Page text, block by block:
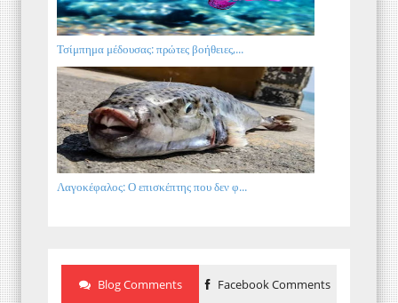
Τσίμπημα μέδουσας: πρώτες βοήθειες,...
Λαγοκέφαλος: Ο επισκέπτης που δεν φ...
Blog Comments Facebook Comments